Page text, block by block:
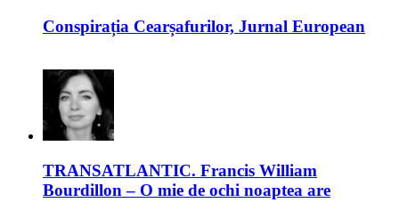
Conspirația Cearșafurilor, Jurnal European
TRANSATLANTIC. Francis William
Bourdillon – O mie de ochi noaptea are